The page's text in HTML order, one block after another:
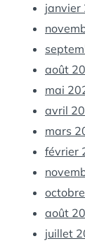
janvier
août
mai
avril
mars
février
août
juillet